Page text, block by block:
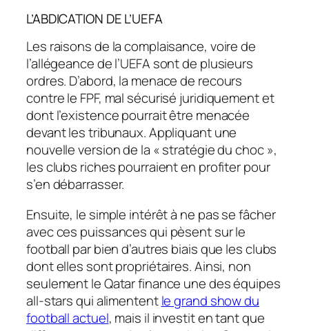
L’ABDICATION DE L’UEFA
Les raisons de la complaisance, voire de
l’allégeance de l’UEFA sont de plusieurs
ordres. D’abord, la menace de recours
contre le FPF, mal sécurisé juridiquement et
dont l’existence pourrait être menacée
devant les tribunaux. Appliquant une
nouvelle version de la « stratégie du choc »,
les clubs riches pourraient en profiter pour
s’en débarrasser.
Ensuite, le simple intérêt à ne pas se fâcher
avec ces puissances qui pèsent sur le
football par bien d’autres biais que les clubs
dont elles sont propriétaires. Ainsi, non
seulement le Qatar finance une des équipes
all-stars qui alimententle grand show du
football actuel, mais il investit en tant que